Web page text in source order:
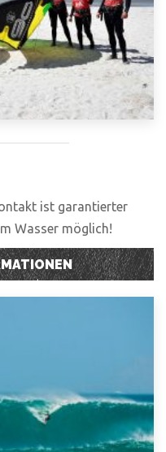
ist garantierter
Wasser möglich!